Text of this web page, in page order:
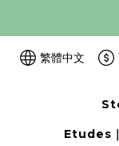
繁體中文
Etudes